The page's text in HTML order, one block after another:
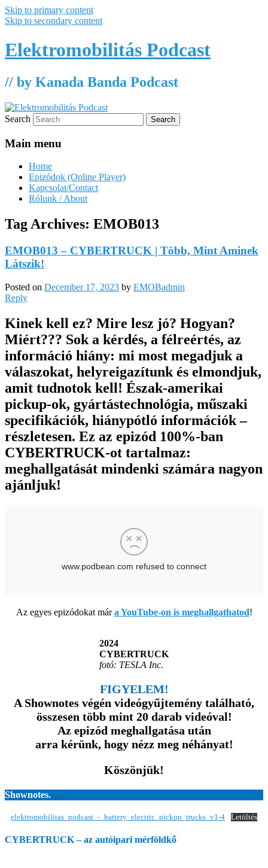
Skip to primary content
Skip to secondary content
Elektromobilitás Podcast
// by Kanada Banda Podcast
Search
Main menu
Home
Epizódok (Online Player)
Kapcsolat/Contact
Rólunk / About
Tag Archives: EMOB013
EMOB013 – CYBERTRUCK | Több, Mint Aminek
Látszik!
Posted on December 17, 2023 by EMOBadmin
Reply
Kinek kell ez? Mire lesz jó? Hogyan?
Miért??? Sok a kérdés, a félreértés, az
információ hiány: mi most megadjuk a
válaszokat, helyreigazítunk és elmondjuk,
amit tudnotok kell! Észak-amerikai
pickup-ok, gyártástechnológia, műszaki
specifikációk, hiánypótló információk –
részletesen. Ez az epizód 100%-ban
CYBERTRUCK-ot tartalmaz:
meghallgatását mindenki számára nagyon
ajánljuk!
Az egyes epizódokat mára YouTube-on is meghallgathatod!
2024
CYBERTRUCK
fotó: TESLA Inc.
FIGYELEM!
A Shownotes végén videógyűjtemény található,
összesen több mint 20 darab videóval!
Az epizód meghallgatása után
arra kérünk, hogy nézz meg néhányat!
Köszönjük!
Shownotes.
elektromobilitas_podcast_-_battery_electric_pickup_trucks_v1-4 Letöltés
CYBERTRUCK – az autóipari mérföldkő